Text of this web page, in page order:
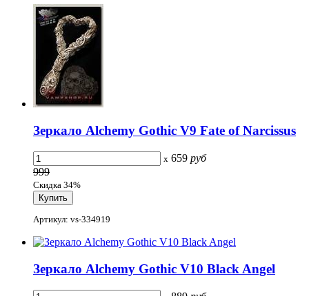
Зеркало Alchemy Gothic V9 Fate of Narcissus
x 659 руб
999
Скидка 34%
Артикул: vs-334919
Зеркало Alchemy Gothic V10 Black Angel